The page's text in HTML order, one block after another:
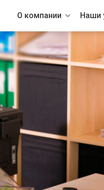
О компании Наши